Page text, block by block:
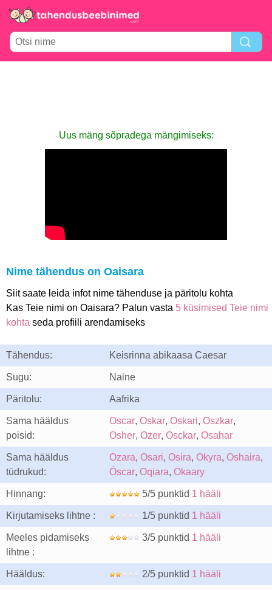
Uus mäng sõpradega mängimiseks:
Nime tähendus on Oaisara
Siit saate leida infot nime tähenduse ja päritolu kohta
Kas Teie nimi on Oaisara? Palun vasta 5 küsimised Teie nimi
kohta seda profiili arendamiseks
Tähendus: Keisrinna abikaasa Caesar
Sugu: Naine
Päritolu: Aafrika
Sama hääldus
poisid:
Oscar, Oskar, Oskari, Oszkar,
Osher, Ozer, Osckar, Osahar
Sama hääldus
tüdrukud:
Ozara, Osari, Osira, Okyra, Oshaira,
Óscar, Oqiara, Okaary
Hinnang: 5/5 punktid 1 hääli
Kirjutamiseks lihtne : 1/5 punktid 1 hääli
Meeles pidamiseks
lihtne :
3/5 punktid 1 hääli
Hääldus: 2/5 punktid 1 hääli